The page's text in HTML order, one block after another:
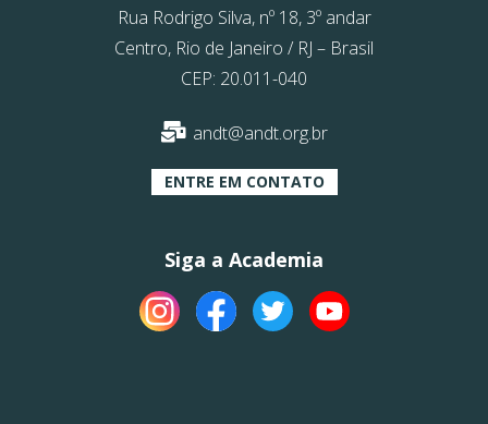
Rua Rodrigo Silva, nº 18, 3º andar
Centro, Rio de Janeiro / RJ – Brasil
CEP: 20.011-040
andt@andt.org.br
ENTRE EM CONTATO
Siga a Academia